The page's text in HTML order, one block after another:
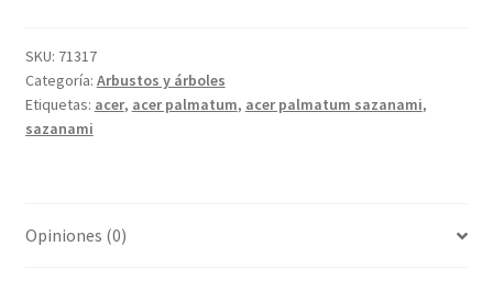
SKU: 71317
Categoría: Arbustos y árboles
Etiquetas: acer, acer palmatum, acer palmatum sazanami,
sazanami
Opiniones (0)